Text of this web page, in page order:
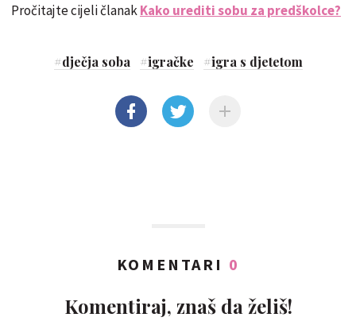
Pročitajte cijeli članakKako urediti sobu za predškolce?
#dječja soba #igračke #igra s djetetom
KOMENTARI 0
Komentiraj, znaš da želiš!